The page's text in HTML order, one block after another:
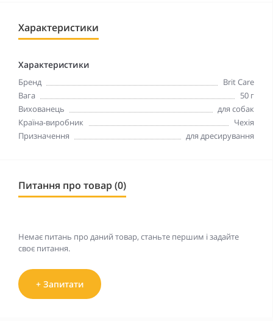
Характеристики
Характеристики
Бренд
Brit Care
Вага
50 г
Вихованець
для собак
Країна-виробник
Чехія
Призначення
для дресирування
Питання про товар (0)
Немає питань про даний товар, станьте першим і задайте
своє питання.
+ Запитати